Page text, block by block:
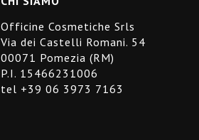
Officine Cosmetiche Srls
Via dei Castelli Romani. 54
00071 Pomezia (RM)
P.I. 15466231006
tel +39 06 3973 7163